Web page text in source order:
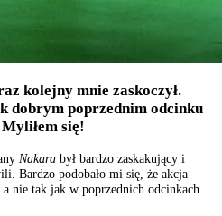
kolejny mnie zaskoczył.
dobrym poprzednim odcinku
się!
Nakara był bardzo zaskakujący i
Bardzo podobało mi się, że akcja
a nie tak jak w poprzednich odcinkach